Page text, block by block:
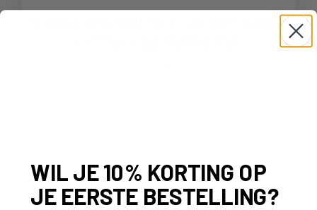
TERROIR SCHAARBEEKSE KRIEK 2025 (LAMBIC
WIL JE 10% KORTING OP
JE EERSTE BESTELLING?